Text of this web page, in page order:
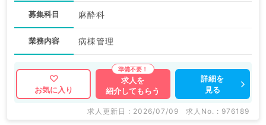
募集科目 麻酔科
業務内容 病棟管理
お気に入り
求人を
紹介してもらう
詳細を
見る
求人更新日 : 2026/07/09 求人No. : 976189